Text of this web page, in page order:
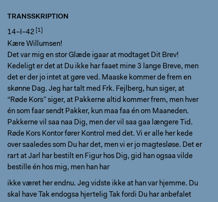
TRANSSKRIPTION
14–I–42
Kære Willumsen!
Det var mig en stor Glæde igaar at modtaget Dit Brev!
Kedeligt er det at Du ikke har faaet mine 3 lange Breve, men
det er der jo intet at gøre ved. Maaske kommer de frem en
skønne Dag. Jeg har talt med Frk. Fejlberg, hun siger, at
“Røde Kors” siger, at Pakkerne altid kommer frem, men hver
én som faar sendt Pakker, kun maa faa én om Maaneden.
Pakkerne vil saa naa Dig, men der vil saa gaa længere Tid.
Røde Kors Kontor fører Kontrol med det. Vi er alle her kede
over saaledes som Du har det, men vi er jo magtesløse. Det er
rart at Jarl har bestilt en Figur hos Dig, gid han ogsaa vilde
bestille én hos mig, men han har
ikke været her endnu. Jeg vidste ikke at han var hjemme. Du
skal have Tak endogsa hjertelig Tak fordi Du har anbefalet